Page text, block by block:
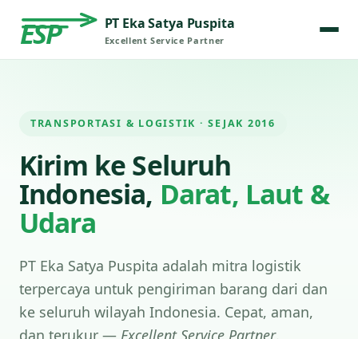
ESP PT Eka Satya Puspita
Excellent Service Partner
TRANSPORTASI & LOGISTIK · SEJAK 2016
Kirim ke Seluruh
Indonesia, Darat, Laut &
Udara
PT Eka Satya Puspita adalah mitra logistik
terpercaya untuk pengiriman barang dari dan
ke seluruh wilayah Indonesia. Cepat, aman,
dan terukur — Excellent Service Partner.